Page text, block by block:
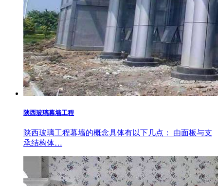
陕西玻璃幕墙工程
陕西玻璃工程幕墙的概念具体有以下几点： 由面板与支
承结构体…